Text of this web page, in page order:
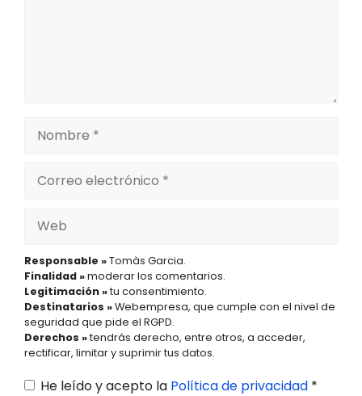
Nombre
electrónico
Responsable »Tomàs Garcia.
Finalidad »moderar los comentarios.
Legitimación »tu consentimiento.
Destinatarios »Webempresa, que cumple con el nivel de
seguridad que pide el RGPD.
Derechos »tendrás derecho, entre otros, a acceder,
rectificar, limitar y suprimir tus datos.
He leído y acepto la Política de privacidad *